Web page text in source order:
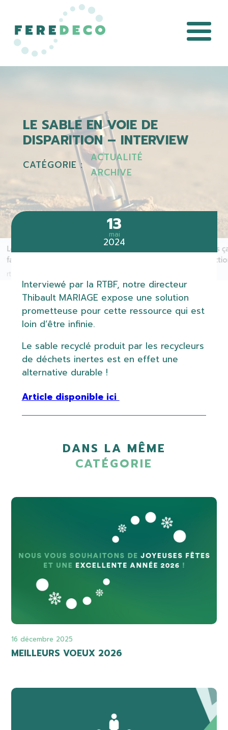
LE SABLE EN VOIE DE
DISPARITION – INTERVIEW
CATÉGORIE :
ACTUALITÉ
ARCHIVE
13
mai
2024
Interviewé par la RTBF, notre directeur
Thibault MARIAGE expose une solution
prometteuse pour cette ressource qui est
loin d’être infinie.
Le sable recyclé produit par les recycleurs
de déchets inertes est en effet une
alternative durable !
Article disponible ici
DANS LA MÊME
CATÉGORIE
16 décembre 2025
MEILLEURS VOEUX 2026